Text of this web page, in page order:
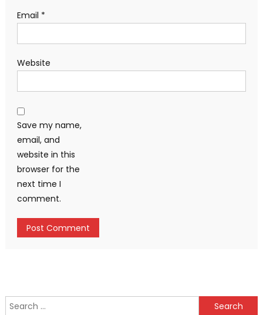
Email *
Website
Save my name,
email, and
website in this
browser for the
next time I
comment.
Search